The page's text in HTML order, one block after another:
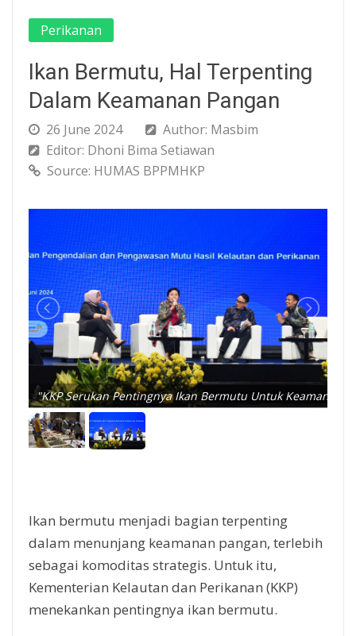
Perikanan
Ikan Bermutu, Hal Terpenting
Dalam Keamanan Pangan
26 June 2024
Author: Masbim
Editor: Dhoni Bima Setiawan
Source: HUMAS BPPMHKP
"KKP Serukan Pentingnya Ikan Bermutu Untuk Keamanan
Ikan bermutu menjadi bagian terpenting
dalam menunjang keamanan pangan, terlebih
sebagai komoditas strategis. Untuk itu,
Kementerian Kelautan dan Perikanan (KKP)
menekankan pentingnya ikan bermutu.